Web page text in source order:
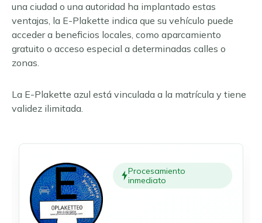
Dortmund
Dresde
Duisburgo
Düsseldorf
Erfurt
Fráncfort del Meno
Gelsenkirchen
Hamburgo
Heidelberg
Heidenheim
Ilsfeld
Karlsruhe
Nederlands
Suomi
Svenska
Norsk bokmål
Čeština
Slovenčina
Română
Português
una ciudad o una autoridad ha implantado estas
ventajas, la E-Plakette indica que su vehículo puede
acceder a beneficios locales, como aparcamiento
gratuito o acceso especial a determinadas calles o
zonas.
La E-Plakette azul está vinculada a la matrícula y tiene
validez ilimitada.
Procesamiento
inmediato